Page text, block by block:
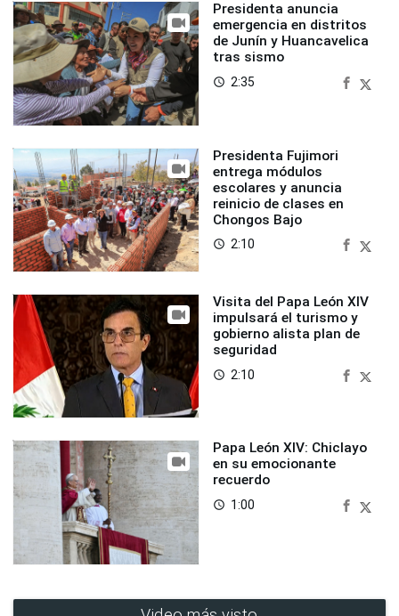
Presidenta anuncia
emergencia en distritos
de Junín y Huancavelica
tras sismo
access_time 2:35
Presidenta Fujimori
entrega módulos
escolares y anuncia
reinicio de clases en
Chongos Bajo
access_time 2:10
Visita del Papa León XIV
impulsará el turismo y
gobierno alista plan de
seguridad
access_time 2:10
Papa León XIV: Chiclayo
en su emocionante
recuerdo
access_time 1:00